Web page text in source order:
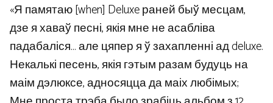
«Я памятаю [when] Deluxe раней быў месцам,
дзе я хаваў песні, якія мне не асабліва
падабаліся… але цяпер я ў захапленні ад deluxe.
Некалькі песень, якія гэтым разам будуць на
маім дэлюксе, адносяцца да маіх любімых;